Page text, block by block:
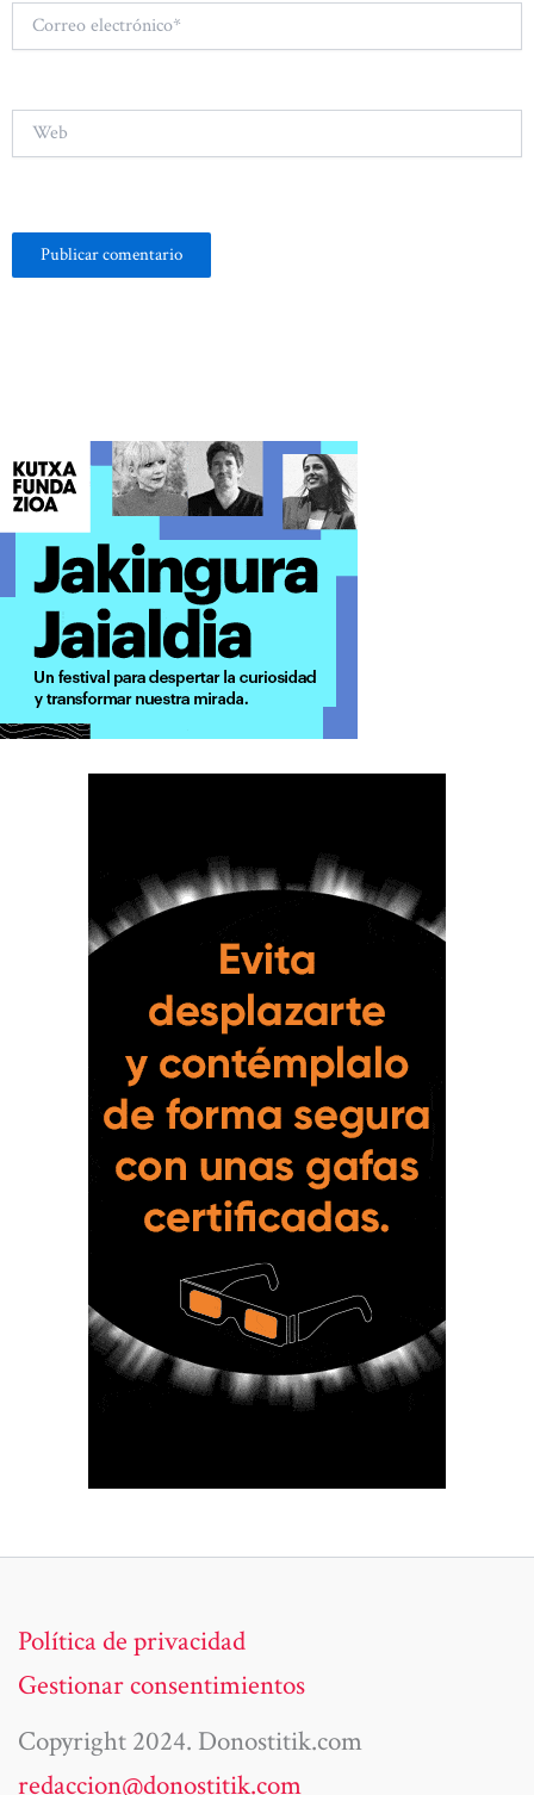
Correo
electrónico*
Política de privacidad
Gestionar consentimientos
Copyright 2024. Donostitik.com
redaccion@donostitik.com